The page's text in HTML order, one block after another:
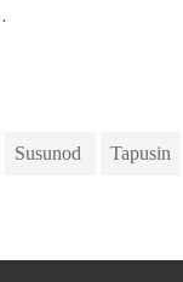
Susunod Tapusin